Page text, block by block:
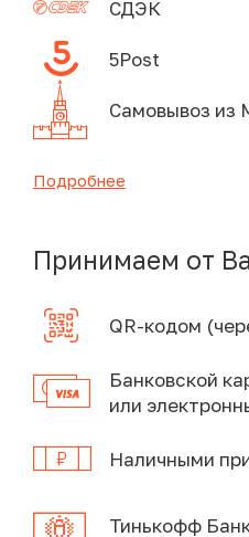
СДЭК
5Post
Самовывоз из
Подробнее
Принимаем от
QR-кодом
Банковской
или
Наличными
Тинькофф